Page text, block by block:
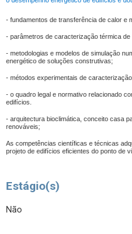
- fundamentos de transferência de calor e
- parâmetros de caracterização térmica
- metodologias e modelos de simulação
energético de soluções construtivas;
- métodos experimentais de
- o quadro legal e normativo relacionado
edifícios.
- arquitectura bioclimática, conceito casa
renováveis;
As competências científicas e técnicas
projeto de edifícios eficientes do ponto de
Estágio(s)
Não